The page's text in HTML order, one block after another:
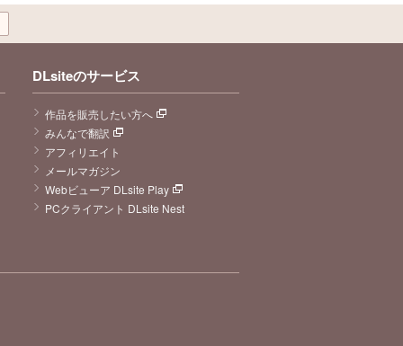
DLsiteのサービス
作品を販売したい方へ
みんなで翻訳
アフィリエイト
メールマガジン
Webビューア DLsite Play
PCクライアント DLsite Nest